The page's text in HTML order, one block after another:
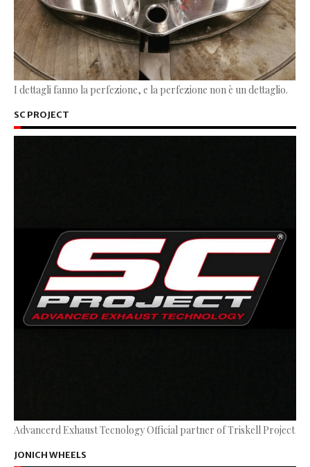
I dettagli fanno la perfezione, e la perfezione non è un dettaglio.
SC PROJECT
Advancerd Exhaust Tecnology Official partner of Triskell Project
JONICH WHEELS